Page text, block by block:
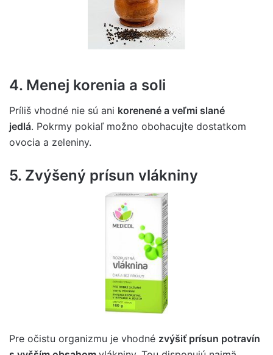
4. Menej korenia a soli
Príliš vhodné nie sú ani korenené a veľmi slané
jedlá. Pokrmy pokiaľ možno obohacujte dostatkom
ovocia a zeleniny.
5. Zvýšený prísun vlákniny
Pre očistu organizmu je vhodné zvýšiť prísun potravín